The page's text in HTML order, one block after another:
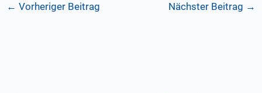
← Vorheriger Beitrag Nächster Beitrag →